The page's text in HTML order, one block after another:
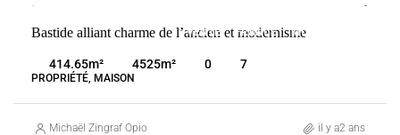
VENTE FRANCE MONTAUROUX
Bastide alliant charme de l’ancien et modernisme
414.65m² 4525m² 0 7
PROPRIÉTÉ, MAISON
Michaël Zingraf Opio il y a2 ans